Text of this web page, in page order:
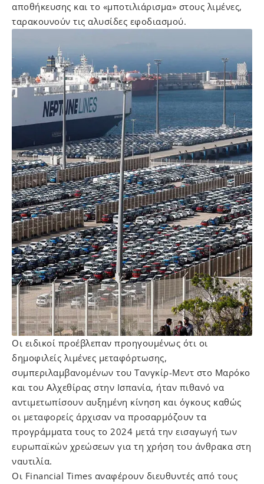
αποθήκευσης και το «μποτιλιάρισμα» στους λιμένες,
ταρακουνούν τις αλυσίδες εφοδιασμού.
Οι ειδικοί προέβλεπαν προηγουμένως ότι οι
δημοφιλείς λιμένες μεταφόρτωσης,
συμπεριλαμβανομένων του Τανγκίρ-Μεντ στο Μαρόκο
και του Αλχεθίρας στην Ισπανία, ήταν πιθανό να
αντιμετωπίσουν αυξημένη κίνηση και όγκους καθώς
οι μεταφορείς άρχισαν να προσαρμόζουν τα
προγράμματα τους το 2024 μετά την εισαγωγή των
ευρωπαϊκών χρεώσεων για τη χρήση του άνθρακα στη
ναυτιλία.
Οι Financial Times αναφέρουν διευθυντές από τους